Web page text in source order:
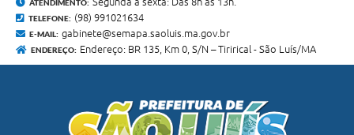
ATENDIMENTO:
TELEFONE: (98) 991021634
E-MAIL: gabinete@semapa.saoluis.ma.gov.br
ENDEREÇO: Endereço: BR 135, Km 0, S/N – Tirirical - São Luís/MA